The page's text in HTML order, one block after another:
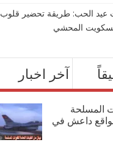
عيد الحب: طريقة تحضير قلوب
المحشي
آخر اخبار
المسلحة
داعش في